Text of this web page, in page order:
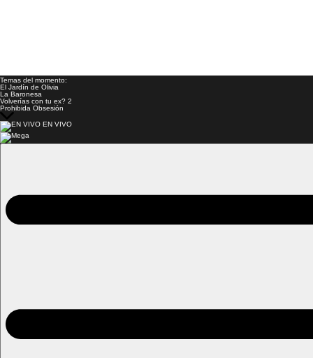
Temas del momento:
El Jardín de Olivia
La Baronesa
Volverías con tu ex? 2
Prohibida Obsesión
EN VIVO